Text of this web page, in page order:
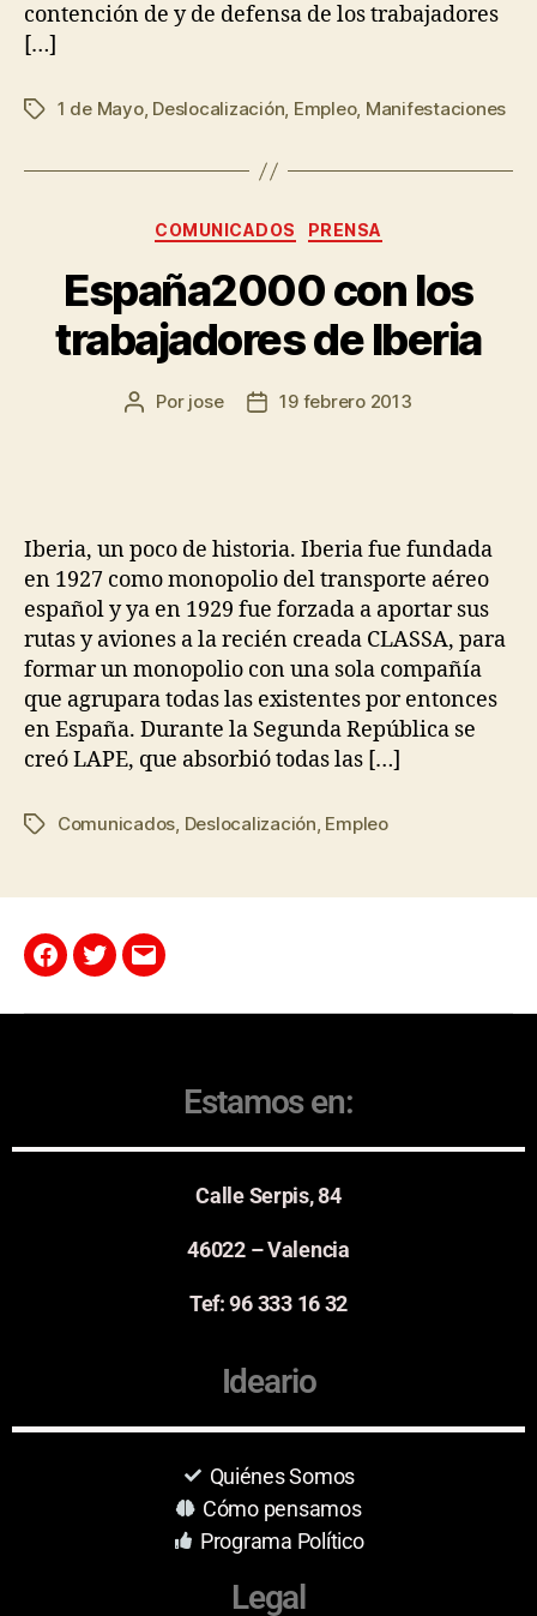
contención de y de defensa de los trabajadores
[…]
1 de Mayo, Deslocalización, Empleo, Manifestaciones
COMUNICADOS PRENSA
España2000 con los
trabajadores de Iberia
Por jose 19 febrero 2013
Iberia, un poco de historia. Iberia fue fundada
en 1927 como monopolio del transporte aéreo
español y ya en 1929 fue forzada a aportar sus
rutas y aviones a la recién creada CLASSA, para
formar un monopolio con una sola compañía
que agrupara todas las existentes por entonces
en España. Durante la Segunda República se
creó LAPE, que absorbió todas las […]
Comunicados Deslocalización Empleo
Estamos en:
Calle Serpis, 84
46022 – Valencia
Tef: 96 333 16 32
Ideario
Quiénes Somos
Cómo pensamos
Programa Político
Legal